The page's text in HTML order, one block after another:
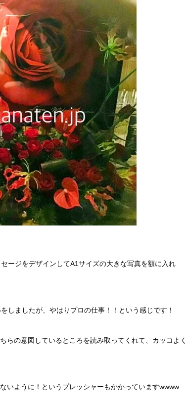
ージをデザインしてA1サイズの大きな写真を額に入れ
しましたが、やはりプロの仕事！！という感じです！
らの意図しているところを読み取ってくれて、カッコよく
いように！というプレッシャーもかかっていますwwww